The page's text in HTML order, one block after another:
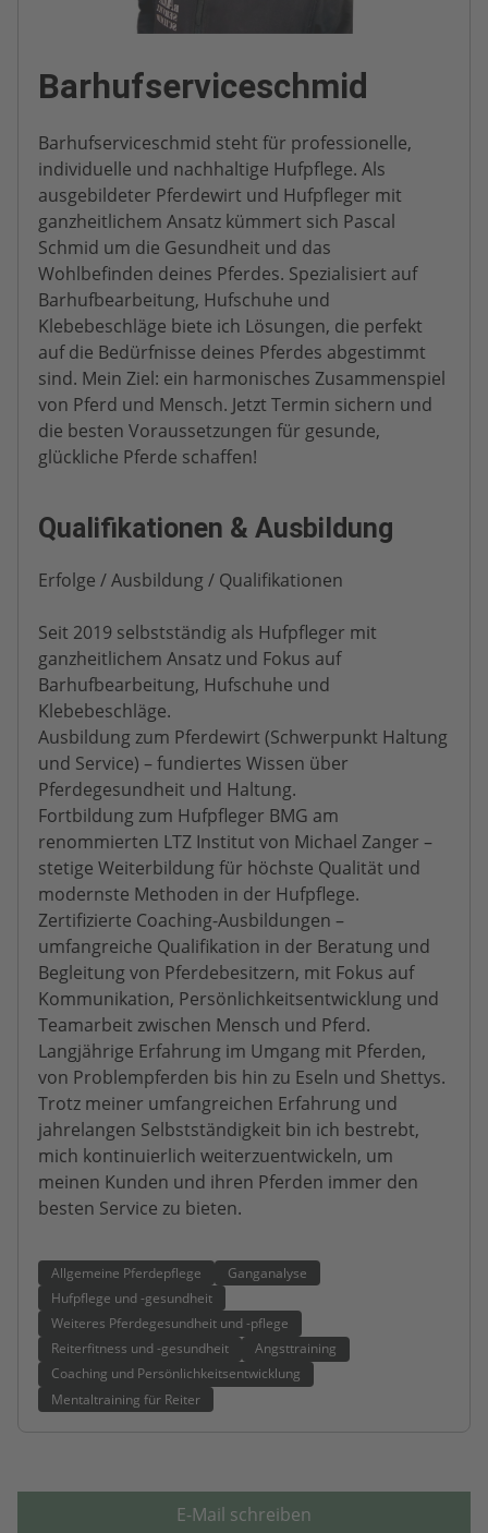
Barhufserviceschmid
Barhufserviceschmid steht für professionelle,
individuelle und nachhaltige Hufpflege. Als
ausgebildeter Pferdewirt und Hufpfleger mit
ganzheitlichem Ansatz kümmert sich Pascal
Schmid um die Gesundheit und das
Wohlbefinden deines Pferdes. Spezialisiert auf
Barhufbearbeitung, Hufschuhe und
Klebebeschläge biete ich Lösungen, die perfekt
auf die Bedürfnisse deines Pferdes abgestimmt
sind. Mein Ziel: ein harmonisches Zusammenspiel
von Pferd und Mensch. Jetzt Termin sichern und
die besten Voraussetzungen für gesunde,
glückliche Pferde schaffen!
Qualifikationen & Ausbildung
Erfolge / Ausbildung / Qualifikationen
Seit 2019 selbstständig als Hufpfleger mit
ganzheitlichem Ansatz und Fokus auf
Barhufbearbeitung, Hufschuhe und
Klebebeschläge.
Ausbildung zum Pferdewirt (Schwerpunkt Haltung
und Service) – fundiertes Wissen über
Pferdegesundheit und Haltung.
Fortbildung zum Hufpfleger BMG am
renommierten LTZ Institut von Michael Zanger –
stetige Weiterbildung für höchste Qualität und
modernste Methoden in der Hufpflege.
Zertifizierte Coaching-Ausbildungen –
umfangreiche Qualifikation in der Beratung und
Begleitung von Pferdebesitzern, mit Fokus auf
Kommunikation, Persönlichkeitsentwicklung und
Teamarbeit zwischen Mensch und Pferd.
Langjährige Erfahrung im Umgang mit Pferden,
von Problempferden bis hin zu Eseln und Shettys.
Trotz meiner umfangreichen Erfahrung und
jahrelangen Selbstständigkeit bin ich bestrebt,
mich kontinuierlich weiterzuentwickeln, um
meinen Kunden und ihren Pferden immer den
besten Service zu bieten.
Allgemeine Pferdepflege
Ganganalyse
Hufpflege und -gesundheit
Weiteres Pferdegesundheit und -pflege
Reiterfitness und -gesundheit
Angsttraining
Coaching und Persönlichkeitsentwicklung
Mentaltraining für Reiter
E-Mail schreiben